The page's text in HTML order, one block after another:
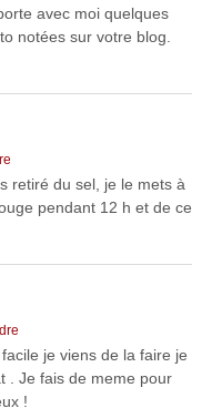
avec moi quelques
notées sur votre blog.
retiré du sel, je le mets à
pendant 12 h et de ce
je viens de la faire je
. Je fais de meme pour
!